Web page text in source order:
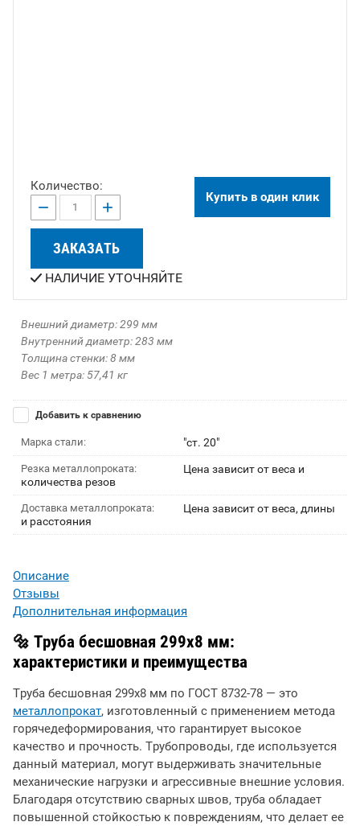
Количество:
− +
ЗАКАЗАТЬ
НАЛИЧИЕ УТОЧНЯЙТЕ
Купить в один клик
Внешний диаметр: 299 мм
Внутренний диаметр: 283 мм
Толщина стенки: 8 мм
Вес 1 метра: 57,41 кг
Добавить к сравнению
Марка стали: "ст. 20"
Резка металлопроката:
Цена зависит от веса и
количества резов
Доставка металлопроката:
Цена зависит от веса, длины
и расстояния
Описание
Отзывы
Дополнительная информация
🔩 Труба бесшовная 299х8 мм:
характеристики и преимущества
Труба бесшовная 299х8 мм по ГОСТ 8732-78 — это
металлопрокат, изготовленный с применением метода
горячедеформирования, что гарантирует высокое
качество и прочность. Трубопроводы, где используется
данный материал, могут выдерживать значительные
механические нагрузки и агрессивные внешние условия.
Благодаря отсутствию сварных швов, труба обладает
повышенной стойкостью к повреждениям, что делает ее